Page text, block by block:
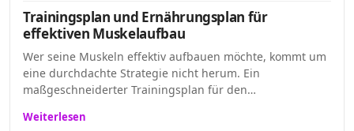
Trainingsplan und Ernährungsplan für
effektiven Muskelaufbau
Wer seine Muskeln effektiv aufbauen möchte, kommt um
eine durchdachte Strategie nicht herum. Ein
maßgeschneiderter Trainingsplan für den…
Weiterlesen